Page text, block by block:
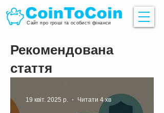
Сайт про гроші та особисті фінанси
Рекомендована
стаття
19 квіт. 2025 р. Читати 4 хв